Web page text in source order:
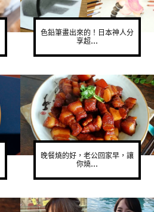
色鉛筆畫出來的！日本神人分
享超...
晚餐燒的好，老公回家早，讓
你燒...